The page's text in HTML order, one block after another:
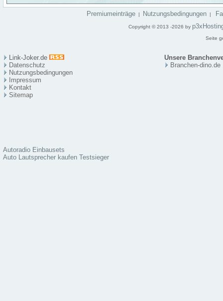
Premiumeinträge | Nutzungsbedingungen |
Copyright © 2013 -2026 by
Seite
Link-Joker.de
Unsere
Datenschutz
Nutzungsbedingungen
Impressum
Kontakt
Sitemap
Branchen-dino.de
Autoradio Einbausets
Auto Lautsprecher kaufen Testsieger